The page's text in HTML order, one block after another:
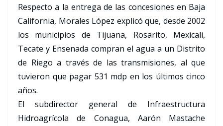
Respecto a la entrega de las concesiones en Baja
California, Morales López explicó que, desde 2002
los municipios de Tijuana, Rosarito, Mexicali,
Tecate y Ensenada compran el agua a un Distrito
de Riego a través de las transmisiones, al que
tuvieron que pagar 531 mdp en los últimos cinco
años.
El subdirector general de Infraestructura
Hidroagrícola de Conagua, Aarón Mastache